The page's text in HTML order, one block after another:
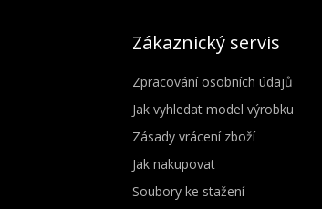
Zákaznický servis
Zpracování osobních údajů
Jak vyhledat model výrobku
Zásady vrácení zboží
Jak nakupovat
Soubory ke stažení